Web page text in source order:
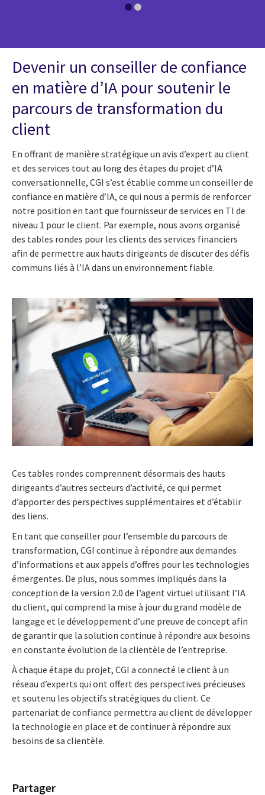
Devenir un conseiller de confiance
en matière d’IA pour soutenir le
parcours de transformation du
client
En offrant de manière stratégique un avis d’expert au client
et des services tout au long des étapes du projet d’IA
conversationnelle, CGI s’est établie comme un conseiller de
confiance en matière d’IA, ce qui nous a permis de renforcer
notre position en tant que fournisseur de services en TI de
niveau 1 pour le client. Par exemple, nous avons organisé
des tables rondes pour les clients des services financiers
afin de permettre aux hauts dirigeants de discuter des défis
communs liés à l’IA dans un environnement fiable.
Ces tables rondes comprennent désormais des hauts
dirigeants d’autres secteurs d’activité, ce qui permet
d’apporter des perspectives supplémentaires et d’établir
des liens.
En tant que conseiller pour l’ensemble du parcours de
transformation, CGI continue à répondre aux demandes
d’informations et aux appels d’offres pour les technologies
émergentes. De plus, nous sommes impliqués dans la
conception de la version 2.0 de l’agent virtuel utilisant l’IA
du client, qui comprend la mise à jour du grand modèle de
langage et le développement d’une preuve de concept afin
de garantir que la solution continue à répondre aux besoins
en constante évolution de la clientèle de l’entreprise.
À chaque étape du projet, CGI a connecté le client à un
réseau d’experts qui ont offert des perspectives précieuses
et soutenu les objectifs stratégiques du client. Ce
partenariat de confiance permettra au client de développer
la technologie en place et de continuer à répondre aux
besoins de sa clientèle.
Partager